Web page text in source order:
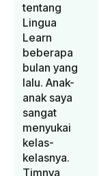
tentang
Lingua
Learn
beberapa
bulan yang
lalu. Anak-
anak saya
sangat
menyukai
kelas-
kelasnya.
Timnya